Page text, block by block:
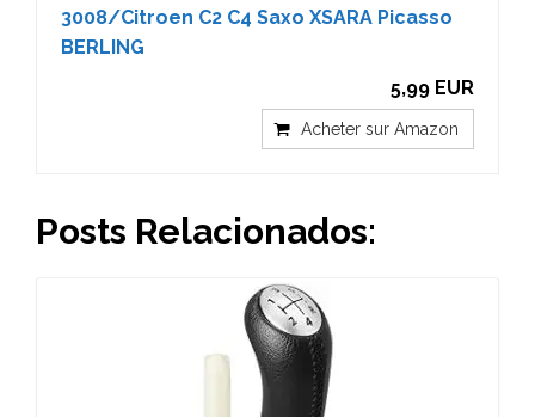
3008/Citroen C2 C4 Saxo XSARA Picasso
BERLING
5,99 EUR
Acheter sur Amazon
Posts Relacionados: